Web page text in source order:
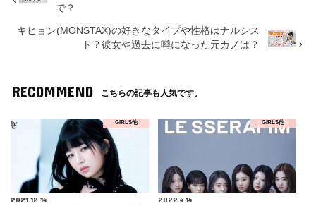
で？
キヒョン(MONSTAX)の好きなタイプや性格はナルシス
ト？彼女や過去に噂になった元カノは？
RECOMMEND こちらの記事も人気です。
GIRLS他
2021.12.14
GIRLS他
2022.4.14